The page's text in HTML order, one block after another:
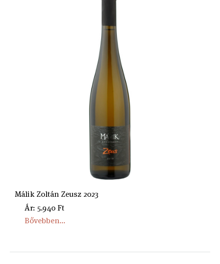
Málik Zoltán Zeusz 2023
Ár: 5.940 Ft
Bővebben...